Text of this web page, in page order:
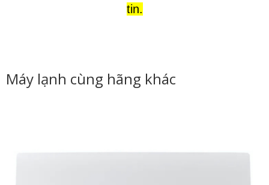
tin.
Máy lạnh cùng hãng khác